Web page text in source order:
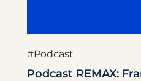
#Podcast
Podcast REMAX: